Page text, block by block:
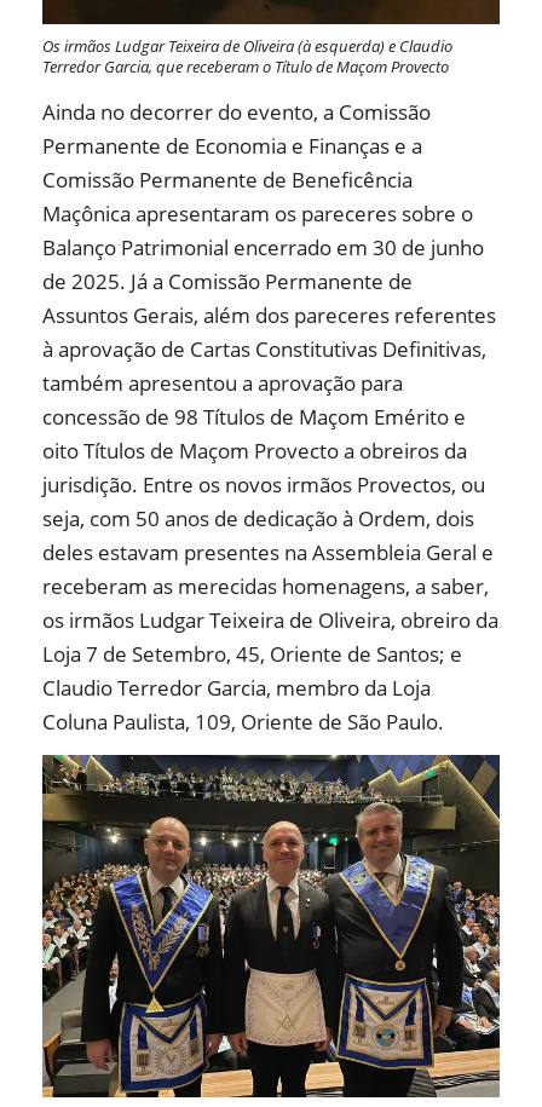
Os irmãos Ludgar Teixeira de Oliveira (à esquerda) e Claudio
Terredor Garcia, que receberam o Título de Maçom Provecto
Ainda no decorrer do evento, a Comissão
Permanente de Economia e Finanças e a
Comissão Permanente de Beneficência
Maçônica apresentaram os pareceres sobre o
Balanço Patrimonial encerrado em 30 de junho
de 2025. Já a Comissão Permanente de
Assuntos Gerais, além dos pareceres referentes
à aprovação de Cartas Constitutivas Definitivas,
também apresentou a aprovação para
concessão de 98 Títulos de Maçom Emérito e
oito Títulos de Maçom Provecto a obreiros da
jurisdição. Entre os novos irmãos Provectos, ou
seja, com 50 anos de dedicação à Ordem, dois
deles estavam presentes na Assembleia Geral e
receberam as merecidas homenagens, a saber,
os irmãos Ludgar Teixeira de Oliveira, obreiro da
Loja 7 de Setembro, 45, Oriente de Santos; e
Claudio Terredor Garcia, membro da Loja
Coluna Paulista, 109, Oriente de São Paulo.